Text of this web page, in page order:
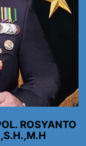
ROSYANTO